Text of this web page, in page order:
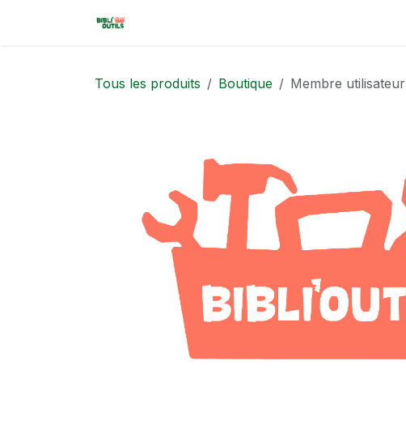
Tous les produits Boutique Membre utilisateur